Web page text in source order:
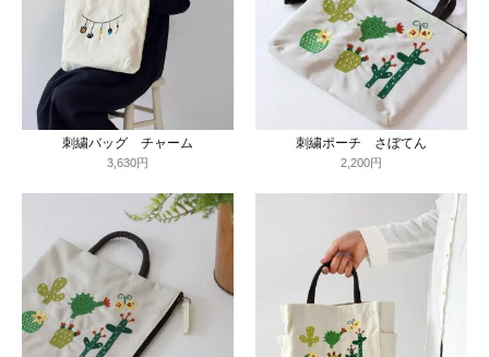
刺繍バッグ チャーム
3,630円
刺繍ポーチ さぼてん
2,200円